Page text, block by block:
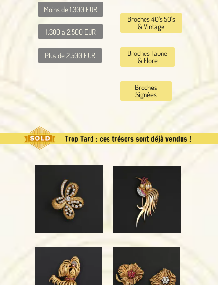
Broches
Signées
Broches Faune
& Flore
Broches 40's 50's
& Vintage
Moins de 1.300 EUR
Plus de 2.500 EUR
1.300 à 2.500 EUR
Trop Tard : ces trésors sont déjà vendus !